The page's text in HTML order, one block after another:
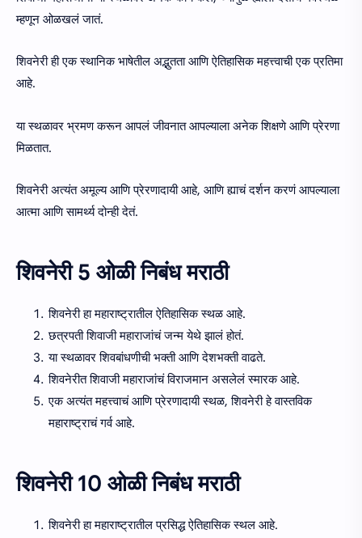
म्हणून ओळखलं जातं.
शिवनेरी ही एक स्थानिक भाषेतील अद्भुतता आणि ऐतिहासिक महत्त्वाची एक प्रतिमा
आहे.
या स्थळावर भ्रमण करून आपलं जीवनात आपल्याला अनेक शिक्षणे आणि प्रेरणा
मिळतात.
शिवनेरी अत्यंत अमूल्य आणि प्रेरणादायी आहे, आणि ह्याचं दर्शन करणं आपल्याला
आत्मा आणि सामर्थ्य दोन्ही देतं.
शिवनेरी 5 ओळी निबंध मराठी
शिवनेरी हा महाराष्ट्रातील ऐतिहासिक स्थळ आहे.
छत्रपती शिवाजी महाराजांचं जन्म येथे झालं होतं.
या स्थळावर शिवबांधणीची भक्ती आणि देशभक्ती वाढते.
शिवनेरीत शिवाजी महाराजांचं विराजमान असलेलं स्मारक आहे.
एक अत्यंत महत्त्वाचं आणि प्रेरणादायी स्थळ, शिवनेरी हे वास्तविक
महाराष्ट्राचं गर्व आहे.
शिवनेरी 10 ओळी निबंध मराठी
शिवनेरी हा महाराष्ट्रातील प्रसिद्ध ऐतिहासिक स्थल आहे.